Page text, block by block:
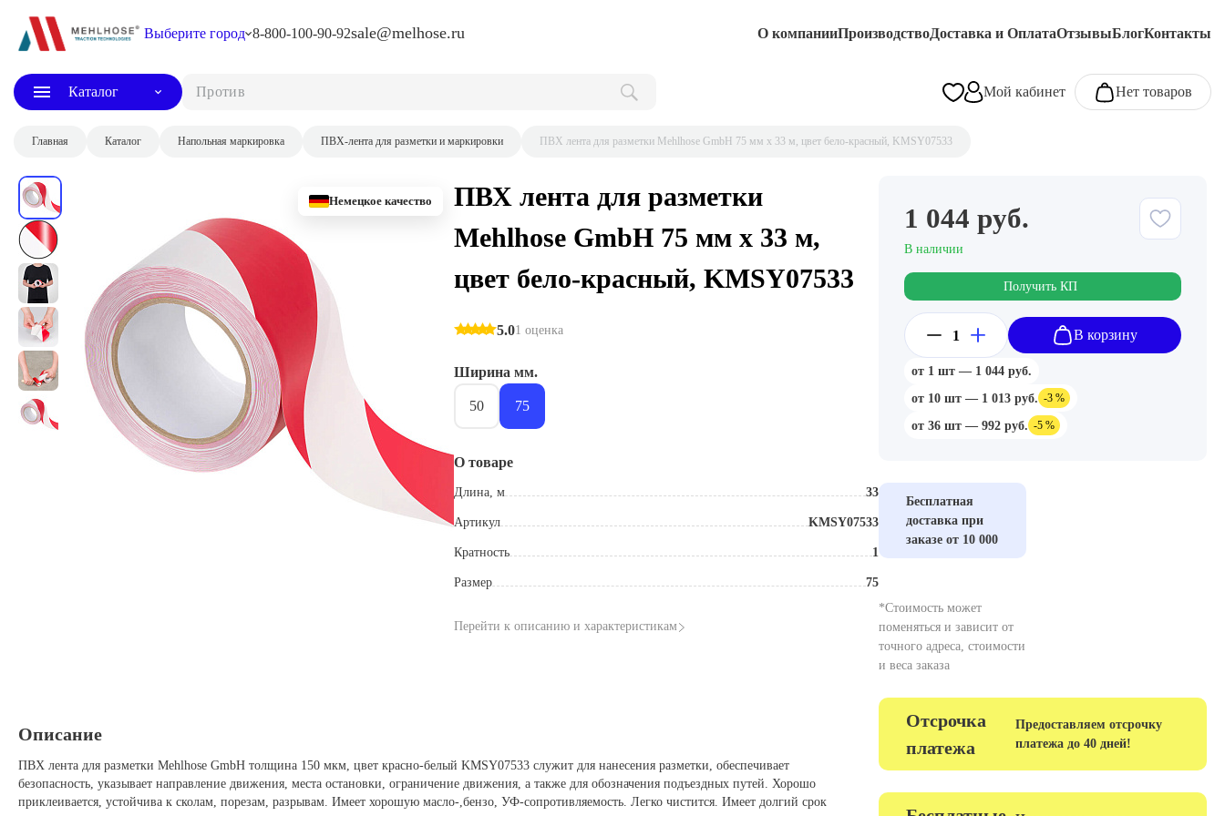
Выберите город 8-800-100-90-92sale@melhose.ru О компанииПроизводствоДоставка и ОплатаОтзывыБлогКонтакты
Каталог Противоскольз Мой кабинет Нет товаров
Главная Каталог Напольная маркировка ПВХ-лента для разметки и маркировки ПВХ лента для разметки Mehlhose GmbH 75 мм х 33 м, цвет бело-красный, KMSY07533
Немецкое качество
ПВХ лента для разметки
Mehlhose GmbH 75 мм х 33 м,
цвет бело-красный, KMSY07533
5.01 оценка
Ширина мм.
50 75
О товаре
Длина, м 33
Артикул KMSY07533
Кратность 1
Размер 75
Толщина, мм
Зернистость
Перейти к описанию и характеристикам
1 044 руб.
В наличии
Получить КП
В корзину
от 1 шт — 1 044 руб.
от 10 шт — 1 013 руб. -3 %
от 36 шт — 992 руб. -5 %
Бесплатная
доставка при
заказе от 10 000
*Стоимость может
поменяться и зависит от
точного адреса, стоимости
и веса заказа
Отсрочка
платежа
Предоставляем отсрочку
платежа до 40 дней!
Описание
ПВХ лента для разметки Mehlhose GmbH толщина 150 мкм, цвет красно-белый KMSY07533 служит для нанесения разметки, обеспечивает
безопасность, указывает направление движения, места остановки, ограничение движения, а также для обозначения подъездных путей. Хорошо
приклеивается, устойчива к сколам, порезам, разрывам. Имеет хорошую масло-,бензо, УФ-сопротивляемость. Легко чистится. Имеет долгий срок